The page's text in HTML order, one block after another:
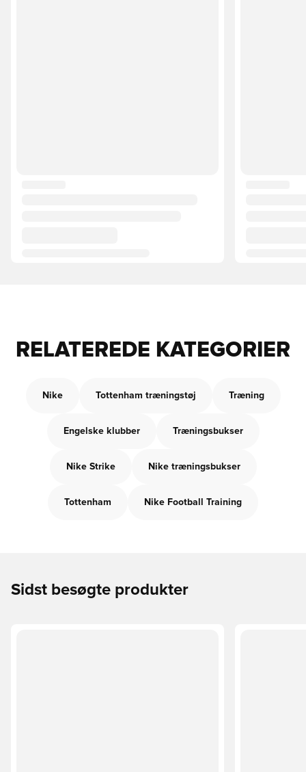
RELATEREDE KATEGORIER
Nike Tottenham træningstøj Træning
Engelske klubber Træningsbukser
Nike Strike Nike træningsbukser
Tottenham Nike Football Training
Sidst besøgte produkter